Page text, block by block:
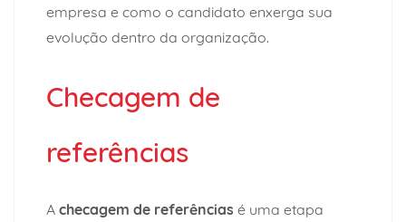
empresa e como o candidato enxerga sua
evolução dentro da organização.
Checagem de
referências
A checagem de referências é uma etapa